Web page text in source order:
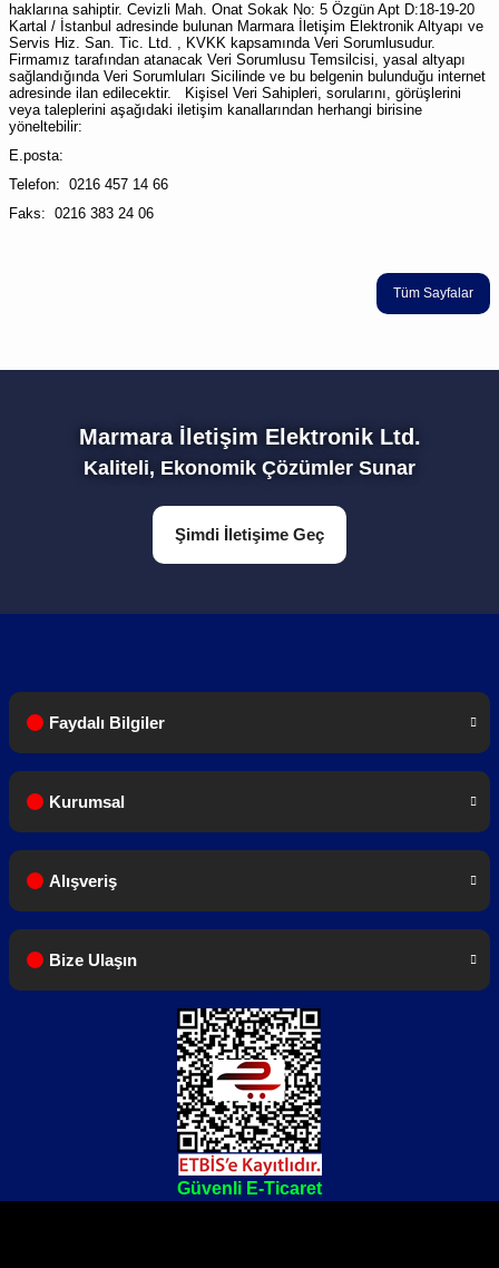
haklarına sahiptir. Cevizli Mah. Onat Sokak No: 5 Özgün Apt D:18-19-20
Kartal / İstanbul adresinde bulunan Marmara İletişim Elektronik Altyapı ve
Servis Hiz. San. Tic. Ltd. , KVKK kapsamında Veri Sorumlusudur.
Firmamız tarafından atanacak Veri Sorumlusu Temsilcisi, yasal altyapı
sağlandığında Veri Sorumluları Sicilinde ve bu belgenin bulunduğu internet
adresinde ilan edilecektir. Kişisel Veri Sahipleri, sorularını, görüşlerini
veya taleplerini aşağıdaki iletişim kanallarından herhangi birisine
yöneltebilir:
E.posta:
Telefon: 0216 457 14 66
Faks: 0216 383 24 06
Tüm Sayfalar
Marmara İletişim Elektronik Ltd.
Kaliteli, Ekonomik Çözümler Sunar
Şimdi İletişime Geç
Faydalı Bilgiler
Kurumsal
Alışveriş
Bize Ulaşın
Güvenli E-Ticaret